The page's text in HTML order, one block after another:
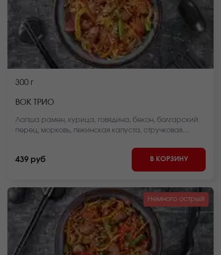
300 г
ВОК ТРИО
Лапша рамен, курица, говядина, бекон, болгарский
перец, морковь, пекинская капуста, стручковая
блюда может отличаться от фото на сайте.
439 руб В КОРЗИНУ
Немного острый